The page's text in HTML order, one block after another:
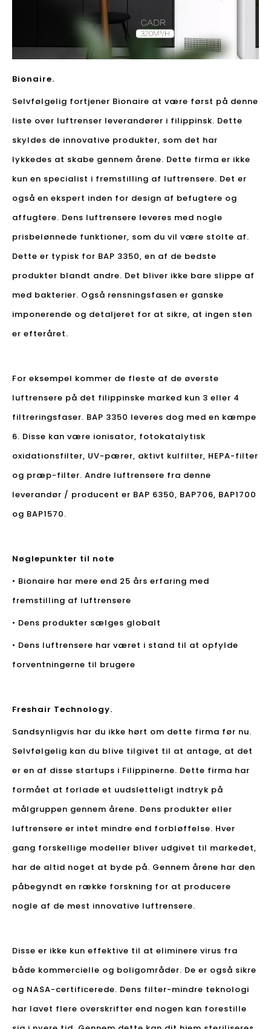
Bionaire.
Selvfølgelig fortjener Bionaire at være først på denne
liste over luftrenser leverandører i filippinsk. Dette
skyldes de innovative produkter, som det har
lykkedes at skabe gennem årene. Dette firma er ikke
kun en specialist i fremstilling af luftrensere. Det er
også en ekspert inden for design af befugtere og
affugtere. Dens luftrensere leveres med nogle
prisbelønnede funktioner, som du vil være stolte af.
Dette er typisk for BAP 3350, en af ​​de bedste
produkter blandt andre. Det bliver ikke bare slippe af
med bakterier. Også rensningsfasen er ganske
imponerende og detaljeret for at sikre, at ingen sten
er efteråret.
For eksempel kommer de fleste af de øverste
luftrensere på det filippinske marked kun 3 eller 4
filtreringsfaser. BAP 3350 leveres dog med en kæmpe
6. Disse kan være ionisator, fotokatalytisk
oxidationsfilter, UV-pærer, aktivt kulfilter, HEPA-filter
og præp-filter. Andre luftrensere fra denne
leverandør / producent er BAP 6350, BAP706, BAP1700
og BAP1570.
Nøglepunkter til note
• Bionaire har mere end 25 års erfaring med
fremstilling af luftrensere
• Dens produkter sælges globalt
• Dens luftrensere har været i stand til at opfylde
forventningerne til brugere
Freshair Technology.
Sandsynligvis har du ikke hørt om dette firma før nu.
Selvfølgelig kan du blive tilgivet til at antage, at det
er en af ​​disse startups i Filippinerne. Dette firma har
formået at forlade et uudsletteligt indtryk på
målgruppen gennem årene. Dens produkter eller
luftrensere er intet mindre end forbløffelse. Hver
gang forskellige modeller bliver udgivet til markedet,
har de altid noget at byde på. Gennem årene har den
påbegyndt en række forskning for at producere
nogle af de mest innovative luftrensere.
Disse er ikke kun effektive til at eliminere virus fra
både kommercielle og boligområder. De er også sikre
og NASA-certificerede. Dens filter-mindre teknologi
har lavet flere overskrifter end nogen kan forestille